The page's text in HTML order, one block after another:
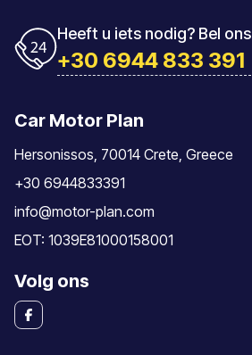
Heeft u iets nodig? Bel ons
+30 6944 833 391
Car Motor Plan
Hersonissos, 70014 Crete, Greece
+30 6944833391
info@motor-plan.com
EOT: 1039E81000158001
Volg ons